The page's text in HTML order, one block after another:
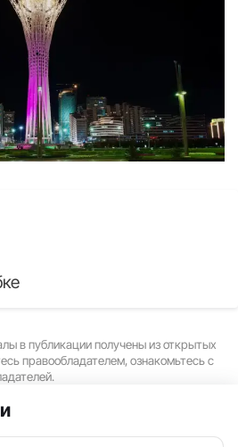
в публикации получены из открытых
правообладателем, ознакомьтесь с